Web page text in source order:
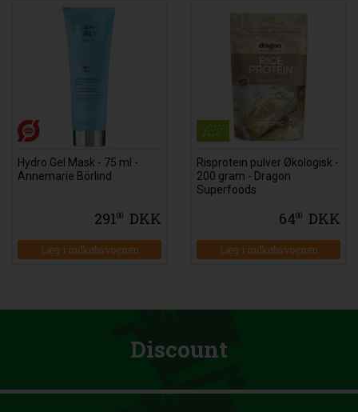
Hydro Gel Mask - 75 ml -
Annemarie Börlind
291 00 DKK
Læg i indkøbsvognen
Risprotein pulver Økologisk -
200 gram - Dragon
Superfoods
6400 DKK
Læg i indkøbsvognen
Discount